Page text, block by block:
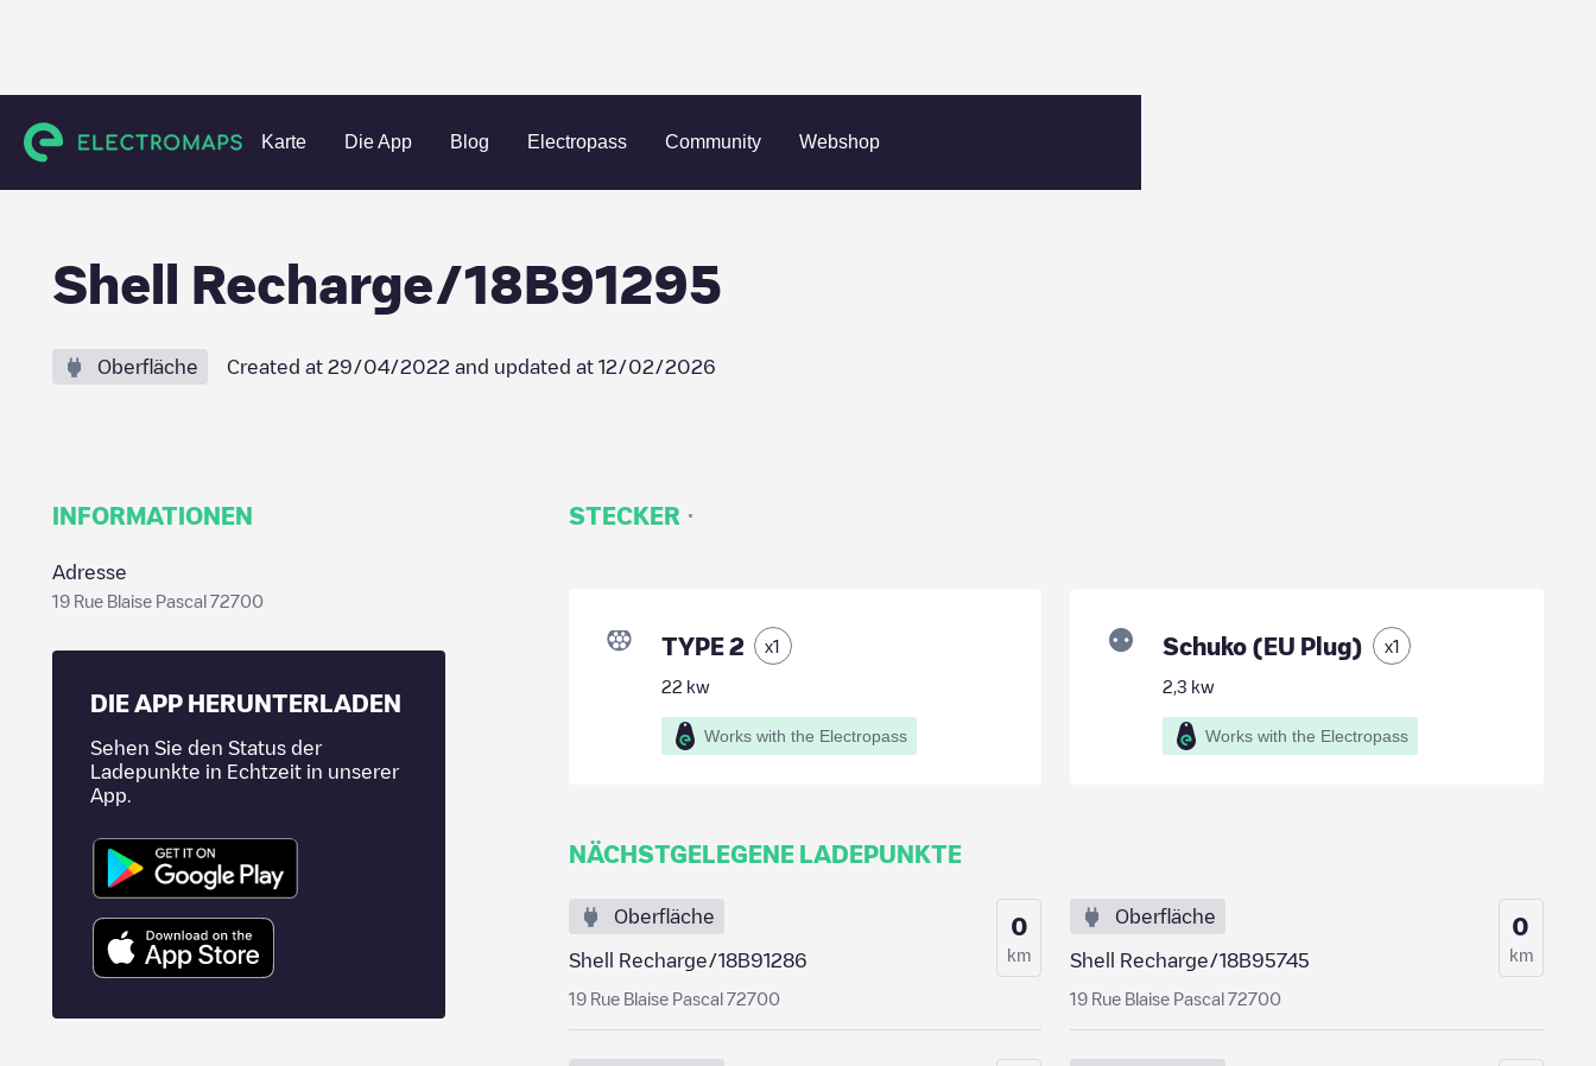
Karte Die App Blog Electropass Community Webshop
Charging stations Frankreich Sarthe Allonnes Shell Recharge/18B91295
Shell Recharge/18B91295
Oberfläche Created at 29/04/2022 and updated at 12/02/2026
INFORMATIONEN
Adresse
19 Rue Blaise Pascal 72700
DIE APP HERUNTERLADEN
Sehen Sie den Status der
Ladepunkte in Echtzeit in unserer
App.
STECKER ·
TYPE 2 x1
22 kw
Works with the Electropass
Schuko (EU Plug) x1
2,3 kw
Works with the Electropass
NÄCHSTGELEGENE LADEPUNKTE
Oberfläche
Shell Recharge/18B91286
19 Rue Blaise Pascal 72700
0
km
Oberfläche
Shell Recharge/18B95745
19 Rue Blaise Pascal 72700
0
km